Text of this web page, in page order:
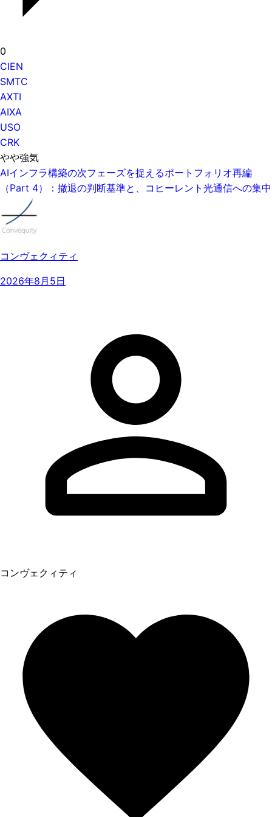
0
CIEN
SMTC
AXTI
AIXA
USO
CRK
やや強気
AIインフラ構築の次フェーズを捉えるポートフォリオ再編
（Part 4）：撤退の判断基準と、コヒーレント光通信への集中
コンヴェクィティ
2026年8月5日
コンヴェクィティ